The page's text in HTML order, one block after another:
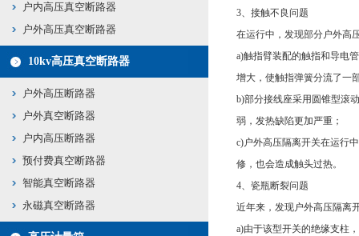
户内高压真空断路器
户外高压真空断路器
10kv高压真空断路器
户外高压断路器
户外真空断路器
户内高压断路器
预付费真空断路器
智能真空断路器
永磁真空断路器
3、接触不良问题
在运行中，发现部分户外高
a)触指臂装配的触指和导电
增大，使触指弹簧分流了一
b)部分接线座采用圆锥型滚
弱，发热缺陷更加严重；
c)户外高压隔离开关在运行
修，也会造成触头过热。
4、瓷瓶断裂问题
近年来，发现户外高压隔离
a)由于该型开关的绝缘支柱